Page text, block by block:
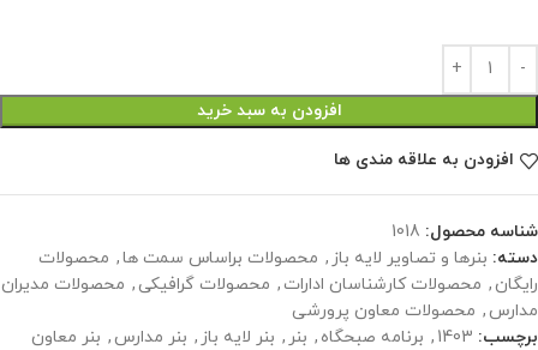
افزودن به سبد خرید
افزودن به علاقه مندی ها
شناسه محصول: 1018
دسته: بنرها و تصاویر لایه باز , محصولات براساس سمت ها, محصولات
رایگان , محصولات کارشناسان ادارات , محصولات گرافیکی , محصولات مدیران
مدارس , محصولات معاون پرورشی
برچسب: 1403
, برنامه صبحگاه , بنر , بنر لايه باز , بنر مدارس , بنر معاون